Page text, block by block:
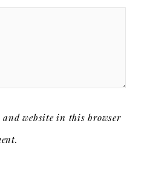
and website in this browser